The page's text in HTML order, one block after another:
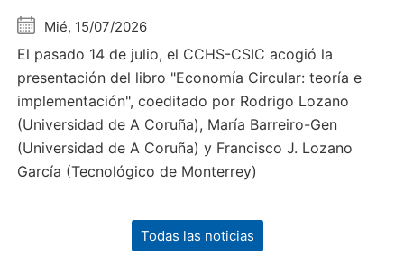
Mié, 15/07/2026
El pasado 14 de julio, el CCHS-CSIC acogió la
presentación del libro "Economía Circular: teoría e
implementación", coeditado por Rodrigo Lozano
(Universidad de A Coruña), María Barreiro-Gen
(Universidad de A Coruña) y Francisco J. Lozano
García (Tecnológico de Monterrey)
Todas las noticias